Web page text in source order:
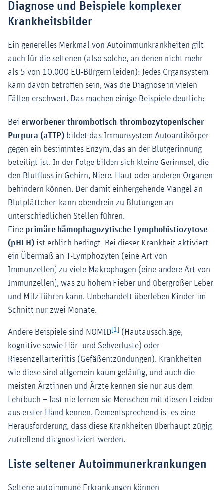
Diagnose und Beispiele komplexer
Krankheitsbilder
Ein generelles Merkmal von Autoimmunkrankheiten gilt
auch für die seltenen (also solche, an denen nicht mehr
als 5 von 10.000 EU-Bürgern leiden): Jedes Organsystem
kann davon betroffen sein, was die Diagnose in vielen
Fällen erschwert. Das machen einige Beispiele deutlich:
Bei erworbener thrombotisch-thrombozytopenischer
Purpura (aTTP) bildet das Immunsystem Autoantikörper
gegen ein bestimmtes Enzym, das an der Blutgerinnung
beteiligt ist. In der Folge bilden sich kleine Gerinnsel, die
den Blutfluss in Gehirn, Niere, Haut oder anderen Organen
behindern können. Der damit einhergehende Mangel an
Blutplättchen kann obendrein zu Blutungen an
unterschiedlichen Stellen führen.
Eine primäre hämophagozytische Lymphohistiozytose
(pHLH) ist erblich bedingt. Bei dieser Krankheit aktiviert
ein Übermaß an T-Lymphozyten (eine Art von
Immunzellen) zu viele Makrophagen (eine andere Art von
Immunzellen), was zu hohem Fieber und übergroßer Leber
und Milz führen kann. Unbehandelt überleben Kinder im
Schnitt nur zwei Monate.
Andere Beispiele sind NOMID [1] (Hautausschläge,
kognitive sowie Hör- und Sehverluste) oder
Riesenzellarteriitis (Gefäßentzündungen). Krankheiten
wie diese sind allgemein kaum geläufig, und auch die
meisten Ärztinnen und Ärzte kennen sie nur aus dem
Lehrbuch – fast nie lernen sie Menschen mit diesen Leiden
aus erster Hand kennen. Dementsprechend ist es eine
Herausforderung, dass diese Krankheiten überhaupt zügig
zutreffend diagnostiziert werden.
Liste seltener Autoimmunerkrankungen
Seltene autoimmune Erkrankungen können